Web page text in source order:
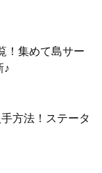
！集めて島サー
♪
方法！ステータ